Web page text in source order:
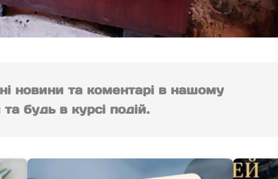
новини та коментарі в нашому
будь в курсі подій.